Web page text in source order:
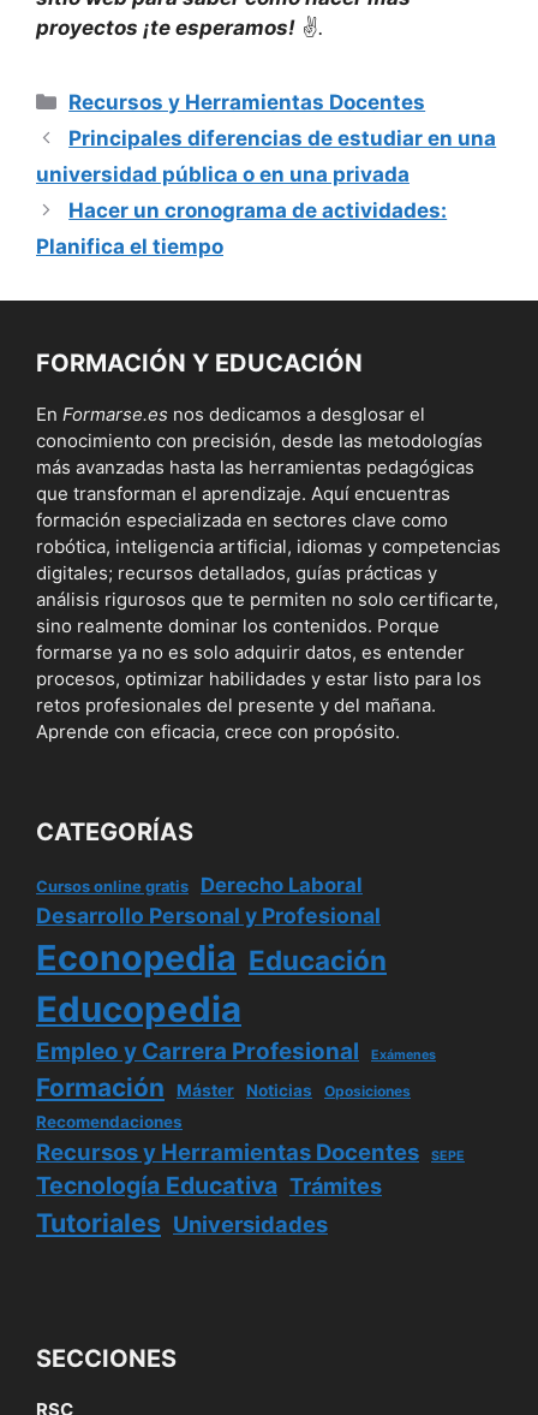
proyectos ¡te esperamos! ✌.
Categorías
Recursos y Herramientas Docentes
Principales diferencias de estudiar en una
universidad pública o en una privada
Hacer un cronograma de actividades:
Planifica el tiempo
FORMACIÓN Y EDUCACIÓN
En Formarse.es nos dedicamos a desglosar el
conocimiento con precisión, desde las metodologías
más avanzadas hasta las herramientas pedagógicas
que transforman el aprendizaje. Aquí encuentras
formación especializada en sectores clave como
robótica, inteligencia artificial, idiomas y competencias
digitales; recursos detallados, guías prácticas y
análisis rigurosos que te permiten no solo certificarte,
sino realmente dominar los contenidos. Porque
formarse ya no es solo adquirir datos, es entender
procesos, optimizar habilidades y estar listo para los
retos profesionales del presente y del mañana.
Aprende con eficacia, crece con propósito.
CATEGORÍAS
Cursos online gratis Derecho Laboral
Desarrollo Personal y Profesional
Econopedia Educación
Educopedia
Empleo y Carrera Profesional Exámenes
Formación Máster Noticias Oposiciones
Recomendaciones
Recursos y Herramientas Docentes SEPE
Tecnología Educativa Trámites
Tutoriales Universidades
SECCIONES
RSC